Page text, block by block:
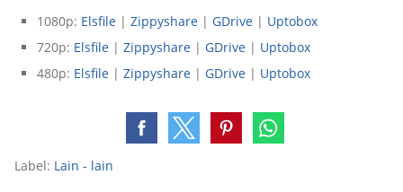
1080p: Elsfile | Zippyshare | GDrive | Uptobox
720p: Elsfile | Zippyshare | GDrive | Uptobox
480p: Elsfile | Zippyshare | GDrive | Uptobox
Label: Lain - lain